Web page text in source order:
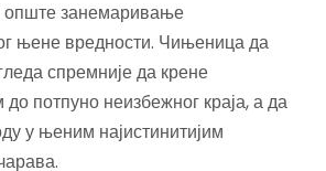
опште занемаривање
њене вредности. Чињеница да
спремније да крене
потпуно неизбежног краја, а да
у њеним најистинитијим